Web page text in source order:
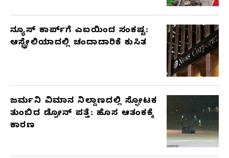
ನ್ಯೂಸ್ ಕಾರ್ಪ್‌ಗೆ ಎಐಯಿಂದ ಸಂಕಷ್ಟ:
ಆಸ್ಟ್ರೇಲಿಯಾದಲ್ಲಿ ಚಂದಾದಾರಿಕೆ ಕುಸಿತ
ಜರ್ಮನಿ ವಿಮಾನ ನಿಲ್ದಾಣದಲ್ಲಿ ಸ್ಫೋಟಕ
ತುಂಬಿದ ಡ್ರೋನ್ ಪತ್ತೆ: ಹೊಸ ಆತಂಕಕ್ಕೆ
ಕಾರಣ